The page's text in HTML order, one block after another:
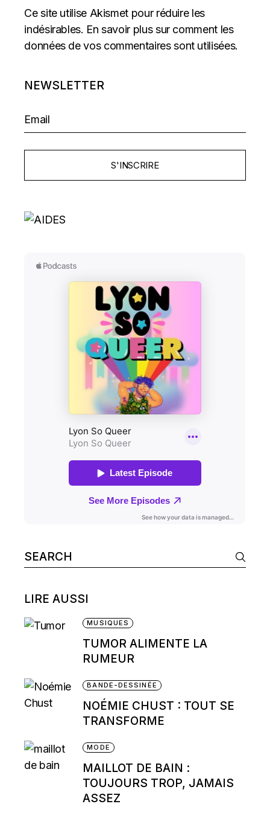
Ce site utilise Akismet pour réduire les
indésirables. En savoir plus sur comment les
données de vos commentaires sont utilisées.
NEWSLETTER
S'INSCRIRE
Search
for:
LIRE AUSSI
MUSIQUES
TUMOR ALIMENTE LA
RUMEUR
BANDE-DESSINÉE
NOÉMIE CHUST : TOUT SE
TRANSFORME
MODE
MAILLOT DE BAIN :
TOUJOURS TROP, JAMAIS
ASSEZ